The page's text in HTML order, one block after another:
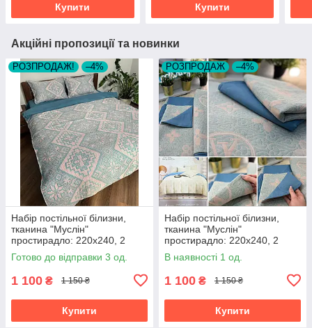
Купити Купити
Акційні пропозиції та новинки
РОЗПРОДАЖ! –4%
Набір постільної білизни,
тканина "Муслін"
простирадло: 220х240, 2
наволочки 50х70, підковдра
200х230
Готово до відправки 3 од.
1 100 ₴ 1 150 ₴
Купити
РОЗПРОДАЖ –4%
Набір постільної білизни,
тканина "Муслін"
простирадло: 220х240, 2
наволочки 50х70, підковдра
200х230
В наявності 1 од.
1 100 ₴ 1 150 ₴
Купити